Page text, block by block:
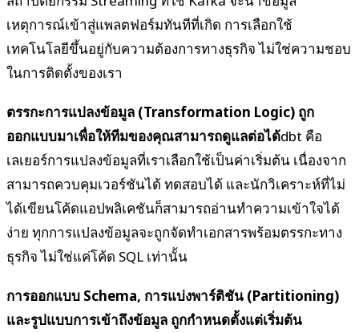
เหตุการณ์เข้าสู่แพลตฟอร์มทันทีที่เกิด การเลือกใช้
เทคโนโลยีขึ้นอยู่กับความต้องการทางธุรกิจ ไม่ใช่ความชอบ
ในการติดตั้งของเรา
ตรรกะการแปลงข้อมูล (Transformation Logic) ถูก
ออกแบบมาเพื่อให้ทีมของคุณสามารถดูแลต่อได้dbt คือ
เลเยอร์การแปลงข้อมูลที่เราเลือกใช้เป็นค่าเริ่มต้น เนื่องจาก
สามารถควบคุมเวอร์ชันได้ ทดสอบได้ และนักวิเคราะห์ที่ไม่
ได้เขียนโค้ดแอปพลิเคชันก็สามารถอ่านทำความเข้าใจได้
ง่าย ทุกการแปลงข้อมูลจะถูกจัดทำเอกสารพร้อมตรรกะทาง
ธุรกิจ ไม่ใช่แค่โค้ด SQL เท่านั้น
การออกแบบ Schema, การแบ่งพาร์ติชัน (Partitioning)
และรูปแบบการเข้าถึงข้อมูล ถูกกำหนดตั้งแต่เริ่มต้น